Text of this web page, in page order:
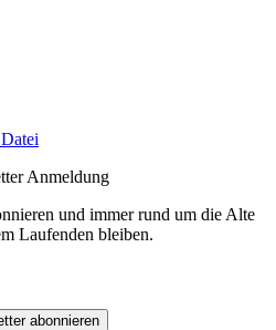
Anmeldung
und immer rund um die Alte
Laufenden bleiben.
abonnieren